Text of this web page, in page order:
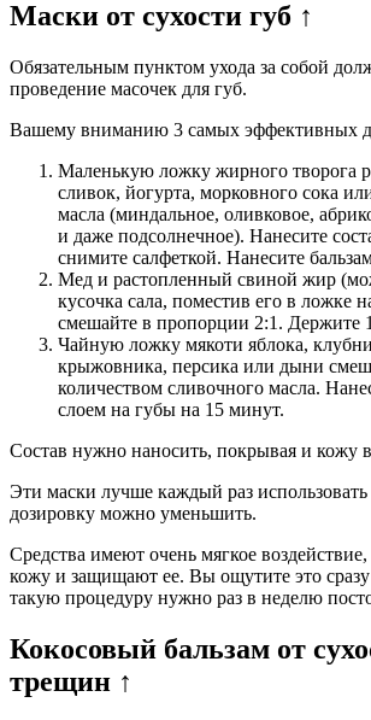
Маски от сухости губ ↑
Обязательным пунктом ухода за собой
проведение масочек для губ.
Вашему вниманию 3 самых эффективных
Маленькую ложку жирного творога
сливок, йогурта, морковного сока
масла (миндальное, оливковое,
и даже подсолнечное). Нанесите
снимите салфеткой. Нанесите
Мед и растопленный свиной жир
кусочка сала, поместив его в ложке
смешайте в пропорции 2:1. Держите
Чайную ложку мякоти яблока,
крыжовника, персика или дыни
количеством сливочного масла.
слоем на губы на 15 минут.
Состав нужно наносить, покрывая и кожу
Эти маски лучше каждый раз
дозировку можно уменьшить.
Средства имеют очень мягкое
кожу и защищают ее. Вы ощутите это
такую процедуру нужно раз в неделю
Кокосовый бальзам от
трещин ↑